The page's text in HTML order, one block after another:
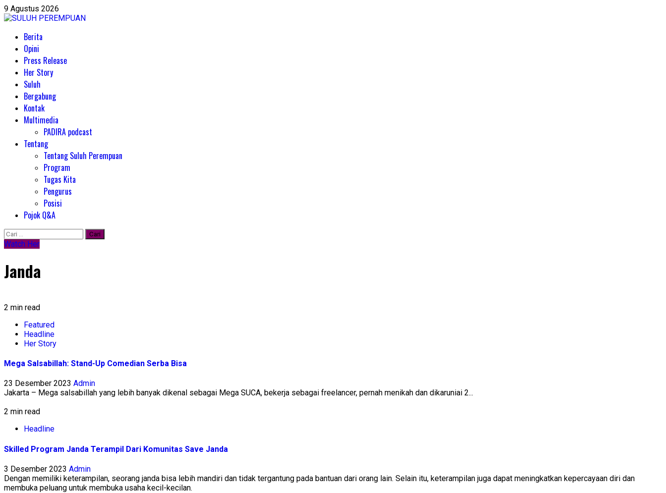
Skip
to
9 Agustus 2026
PrimaryBerita
Opini
Press Release
Her Story
Suluh
Bergabung
Kontak
Multimedia
PADIRA podcast
Tentang
Tentang Suluh Perempuan
Program
Tugas Kita
Pengurus
Posisi
Pojok Q&A
Cari
untuk:
Watch Her
Janda
2 min read
Featured
Headline
Her Story
Mega Salsabillah: Stand-Up Comedian Serba Bisa
23 Desember 2023 Admin
Jakarta – Mega salsabillah yang lebih banyak dikenal sebagai Mega SUCA, bekerja sebagai freelancer, pernah menikah dan dikaruniai 2...
2 min read
Headline
Skilled Program Janda Terampil Dari Komunitas Save Janda
3 Desember 2023 Admin
Dengan memiliki keterampilan, seorang janda bisa lebih mandiri dan tidak tergantung pada bantuan dari orang lain. Selain itu, keterampilan juga dapat meningkatkan kepercayaan diri dan
membuka peluang untuk membuka usaha kecil-kecilan.